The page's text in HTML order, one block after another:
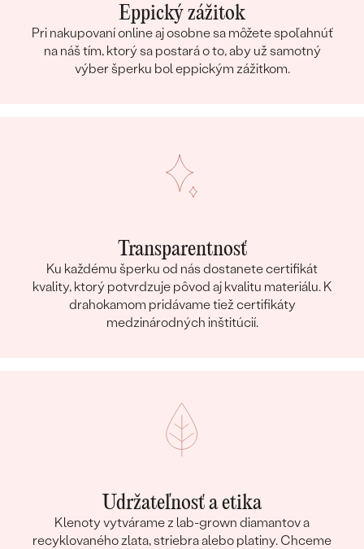
Eppický zážitok
Pri nakupovaní online aj osobne sa môžete spoľahnúť
na náš tím, ktorý sa postará o to, aby už samotný
výber šperku bol eppickým zážitkom.
Transparentnosť
Ku každému šperku od nás dostanete certifikát
kvality, ktorý potvrdzuje pôvod aj kvalitu materiálu. K
drahokamom pridávame tiež certifikáty
medzinárodných inštitúcií.
Udržateľnosť a etika
Klenoty vytvárame z lab-grown diamantov a
recyklovaného zlata, striebra alebo platiny. Chceme